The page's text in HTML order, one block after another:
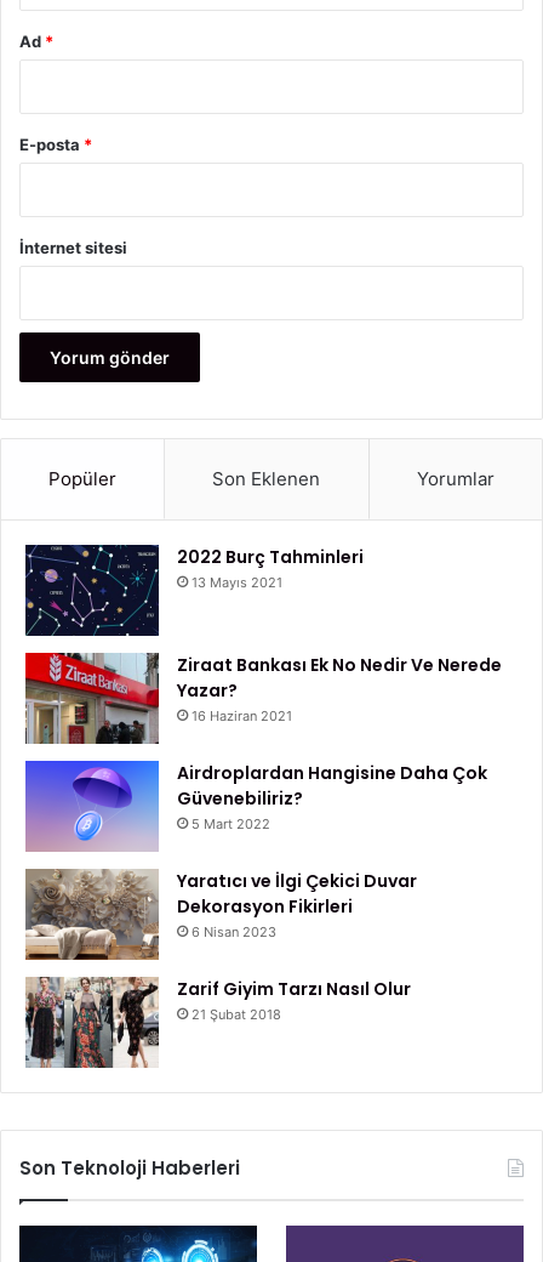
Ad *
E-posta *
İnternet sitesi
Popüler Son Eklenen Yorumlar
2022 Burç Tahminleri
13 Mayıs 2021
Ziraat Bankası Ek No Nedir Ve Nerede
Yazar?
16 Haziran 2021
Airdroplardan Hangisine Daha Çok
Güvenebiliriz?
5 Mart 2022
Yaratıcı ve İlgi Çekici Duvar
Dekorasyon Fikirleri
6 Nisan 2023
Zarif Giyim Tarzı Nasıl Olur
21 Şubat 2018
Son Teknoloji Haberleri